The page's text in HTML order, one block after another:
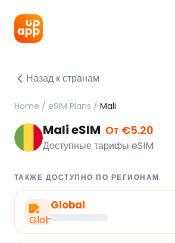
Назад к странам
Home / eSIM Plans / Mali
Mali eSIM От €5.20
Доступные тарифы eSIM
ТАКЖЕ ДОСТУПНО ПО РЕГИОНАМ
Global